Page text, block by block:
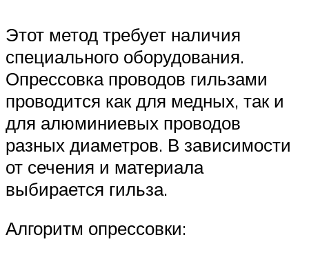
Этот метод требует наличия
специального оборудования.
Опрессовка проводов гильзами
проводится как для медных, так и
для алюминиевых проводов
разных диаметров. В зависимости
от сечения и материала
выбирается гильза.
Алгоритм опрессовки: